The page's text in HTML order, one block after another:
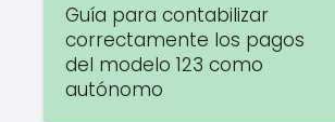
Guía para contabilizar
correctamente los pagos
del modelo 123 como
autónomo